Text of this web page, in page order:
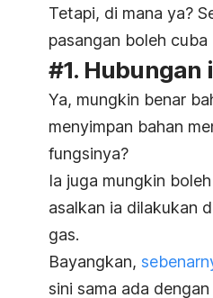
Tetapi, di mana ya?
pasangan boleh cuba
#1.
Ya, mungkin benar
menyimpan bahan
fungsinya?
Ia juga mungkin
asalkan ia dilakukan
gas.
Bayangkan,
sini sama ada